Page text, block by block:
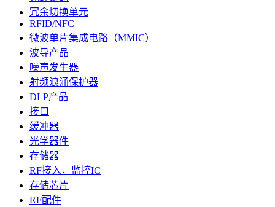
冗余切换单元
RFID/NFC
微波单片集成电路（MMIC）
波导产品
噪声发生器
射频浪涌保护器
DLP产品
接口
缓冲器
光学器件
存储器
RF接入，监控IC
存储芯片
RF配件